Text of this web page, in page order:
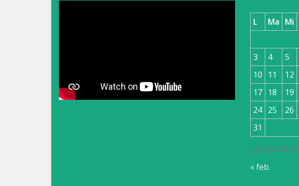
regulamente
august 2026
L Ma Mi
3
4 5
10
11 12
17 18 19
24 25 26
31
« feb.